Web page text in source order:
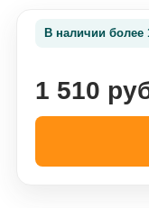
В наличии более
1 510